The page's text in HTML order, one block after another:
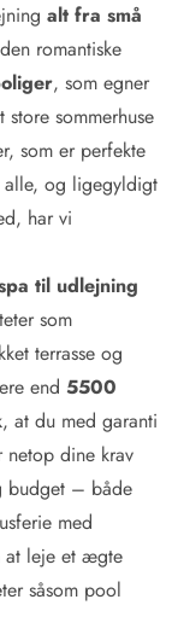
alt fra små
romantiske
, som egner
sommerhuse
som er perfekte
alle, og ligegyldigt
har vi
til udlejning
som
terrasse og
end 5500
, at du med garanti
netop dine krav
budget – både
med
at leje et ægte
såsom pool